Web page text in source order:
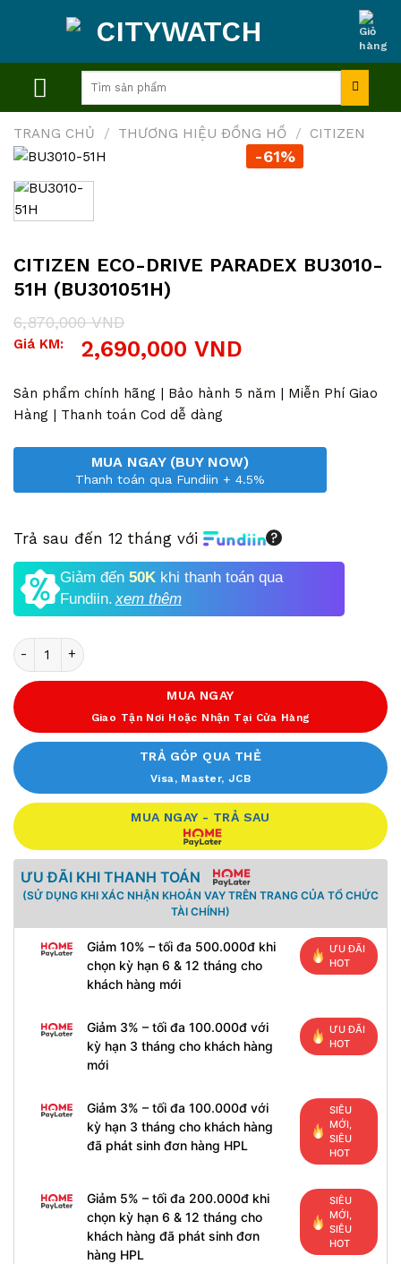
kiếm:
TRANG CHỦ / THƯƠNG HIỆU ĐỒNG HỒ / CITIZEN
-61%
CITIZEN ECO-DRIVE PARADEX BU3010-
51H (BU301051H)
6,870,000VND
Giá
6,870,000 VND.
2,690,000 VND
Giá
là:
2,690,000 VND.
Giá KM:
Sản phẩm chính hãng | Bảo hành 5 năm | Miễn Phí Giao
Hàng | Thanh toán Cod dễ dàng
MUA NGAY (BUY NOW)
Thanh toán qua Fundiin + 4.5%
Trả sau đến 12 tháng với
Giảm đến 50K khi thanh toán qua
Fundiin.xem thêm
Số lượng
MUA NGAY
Giao Tận Nơi Hoặc Nhận Tại Cửa Hàng
TRẢ GÓP QUA THẺ
Visa, Master, JCB
MUA NGAY - TRẢ SAU
ƯU ĐÃI KHI THANH TOÁN
(SỬ DỤNG KHI XÁC NHẬN KHOẢN VAY TRÊN TRANG CỦA TỔ CHỨC
TÀI CHÍNH)
Giảm 10% – tối đa 500.000đ khi
chọn kỳ hạn 6 & 12 tháng cho
khách hàng mới
ƯU ĐÃI
HOT
Giảm 3% – tối đa 100.000đ với
kỳ hạn 3 tháng cho khách hàng
mới
ƯU ĐÃI
HOT
Giảm 3% – tối đa 100.000đ với
kỳ hạn 3 tháng cho khách hàng
đã phát sinh đơn hàng HPL
SIÊU
MỚI,
SIÊU
HOT
Giảm 5% – tối đa 200.000đ khi
chọn kỳ hạn 6 & 12 tháng cho
khách hàng đã phát sinh đơn
hàng HPL
SIÊU
MỚI,
SIÊU
HOT